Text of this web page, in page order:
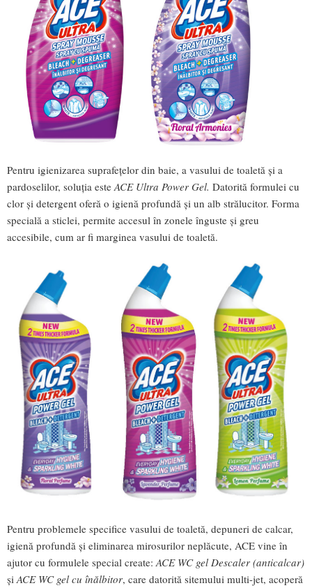
Pentru igienizarea suprafețelor din baie, a vasului de toaletă și a
pardoselilor, soluția este ACE Ultra Power Gel. Datorită formulei cu
clor și detergent oferă o igienă profundă și un alb strălucitor. Forma
specială a sticlei, permite accesul în zonele înguste și greu
accesibile, cum ar fi marginea vasului de toaletă.
Pentru problemele specifice vasului de toaletă, depuneri de calcar,
igienă profundă și eliminarea mirosurilor neplăcute, ACE vine în
ajutor cu formulele special create:ACE WC gel Descaler (anticalcar)
șiACE WC gel cu înălbitor, care datorită sitemului multi-jet, acoperă